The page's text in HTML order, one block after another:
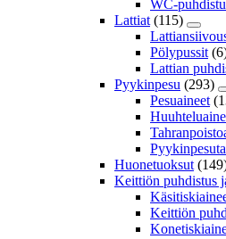
WC-
Lattiat (115)
Pölypussit
Lattian
Pyykinpesu (293)
Pesuaineet
Huonetuoksut
Keittiön puhdistus
Keittiön